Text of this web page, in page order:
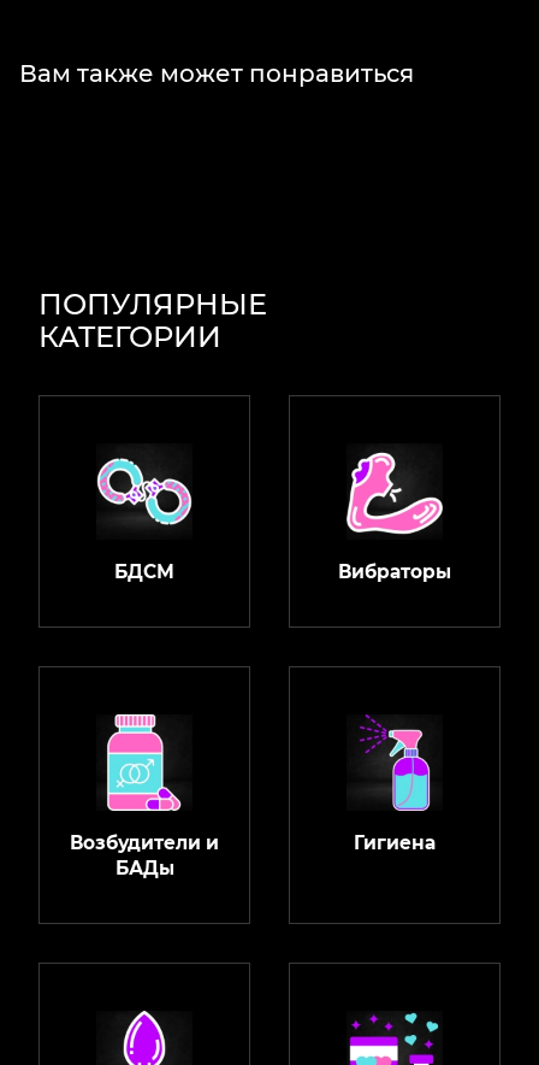
Вам также может понравиться
ПОПУЛЯРНЫЕ
КАТЕГОРИИ
БДСМ Вибраторы
Возбудители и
БАДы
Гигиена